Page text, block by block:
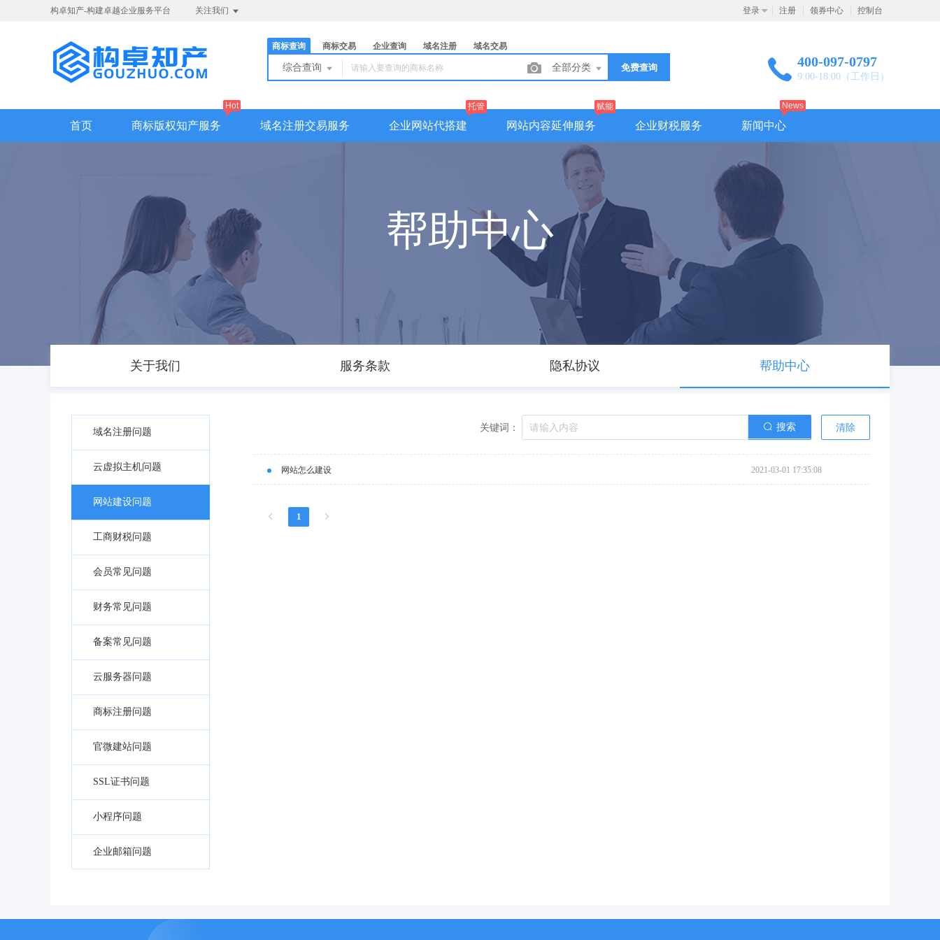
构卓知产-构建卓越企业服务平台 关注我们 登录 注册 领券中心 控制台
商标查询 商标交易 企业查询 域名注册 域名交易
综合查询 全部分类 免费查询 400-097-0797
9:00-18:00（工作日）
首页 商标版权知产服务
Hot
域名注册交易服务 企业网站代搭建
托管
网站内容延伸服务
赋能
企业财税服务 新闻中心
News
帮助中心
关于我们 服务条款 隐私协议 帮助中心
域名注册问题
云虚拟主机问题
网站建设问题
工商财税问题
会员常见问题
财务常见问题
备案常见问题
云服务器问题
商标注册问题
官微建站问题
SSL证书问题
小程序问题
企业邮箱问题
关键词： 搜索 清除
网站怎么建设 2021-03-01 17:35:08
1